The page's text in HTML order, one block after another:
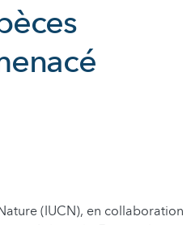
(IUCN), en collaboration